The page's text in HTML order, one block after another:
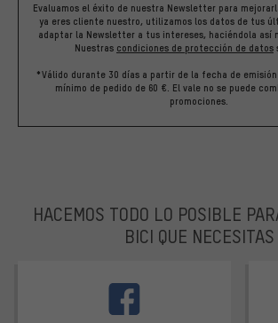
Evaluamos el éxito de nuestra Newsletter para
ya eres cliente nuestro, utilizamos los datos de tus
adaptar la Newsletter a tus intereses, haciéndola así
Nuestras condiciones de protección de datos
*Válido durante 30 días a partir de la fecha de
mínimo de pedido de 60 €. El vale no se puede
promociones.
HACEMOS TODO LO POSIBLE
BICI QUE NECESITAS